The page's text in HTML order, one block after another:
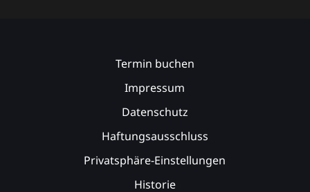
Termin buchen
Impressum
Datenschutz
Haftungsausschluss
Privatsphäre-Einstellungen
Historie